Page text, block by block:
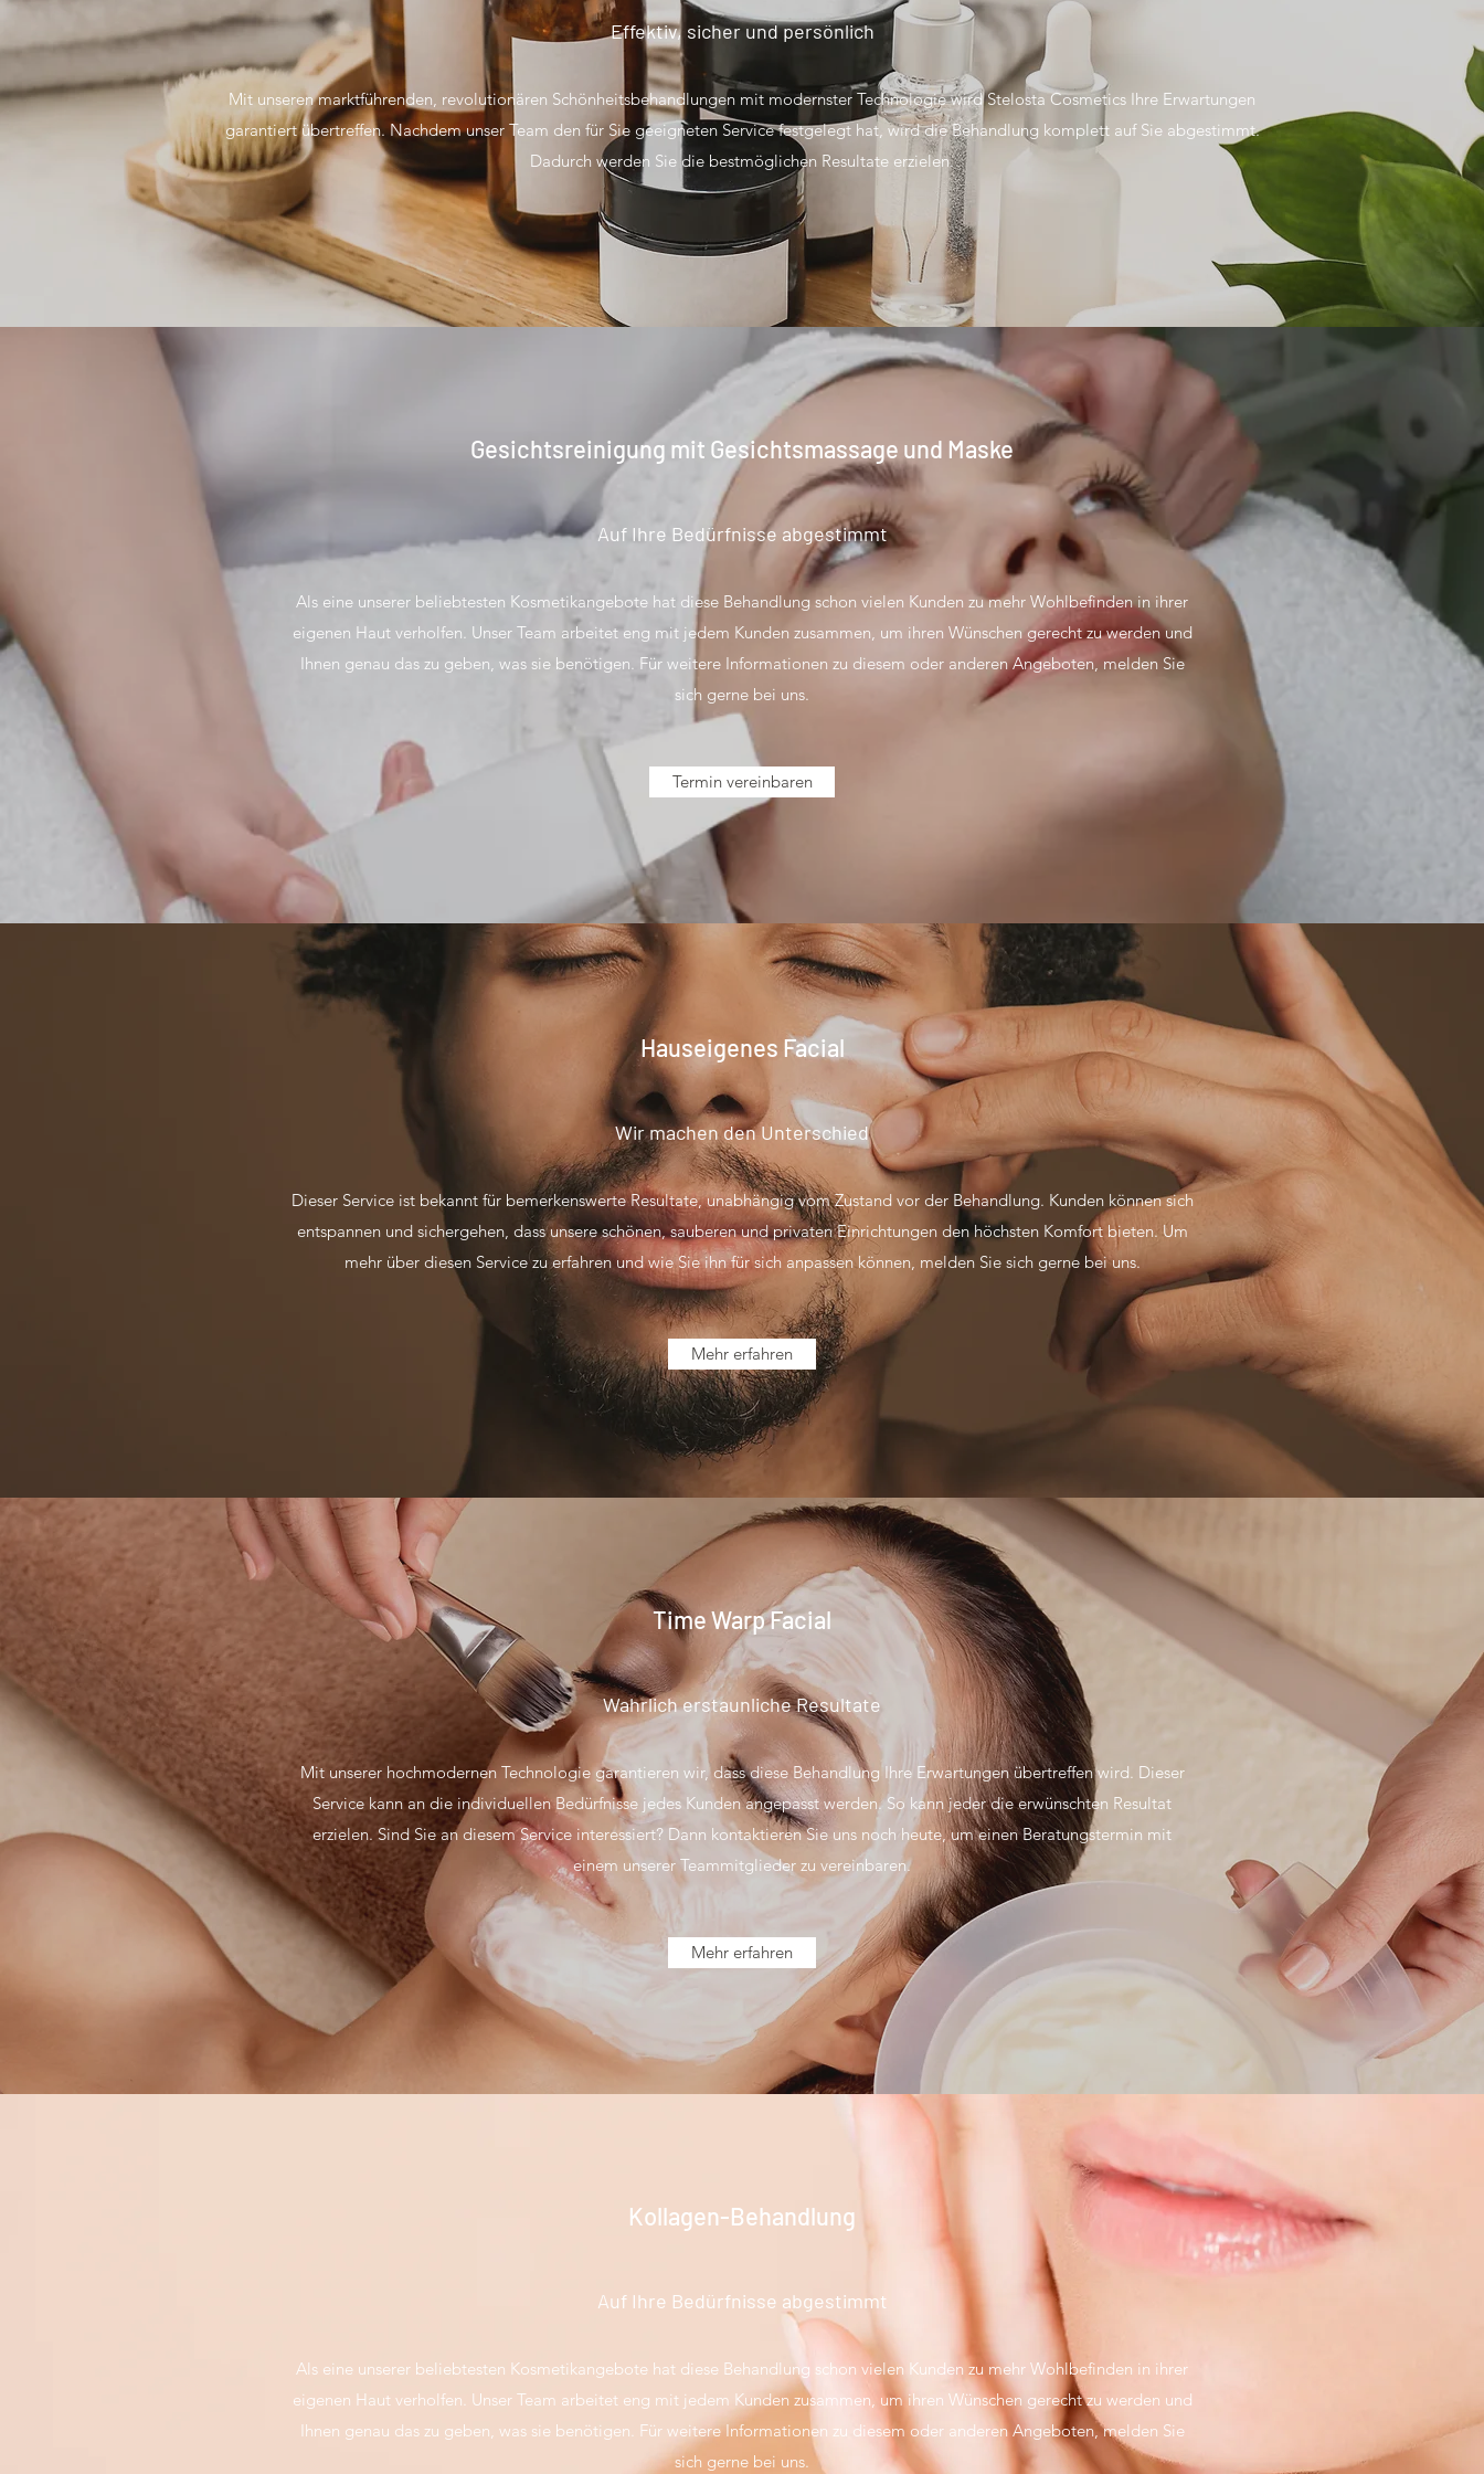
Effektiv, sicher und persönlich
Mit unseren marktführenden, revolutionären Schönheitsbehandlungen mit modernster Technologie wird Stelosta Cosmetics Ihre Erwartungen
garantiert übertreffen. Nachdem unser Team den für Sie geeigneten Service festgelegt hat, wird die Behandlung komplett auf Sie abgestimmt.
Dadurch werden Sie die bestmöglichen Resultate erzielen.
Gesichtsreinigung mit Gesichtsmassage und Maske
Auf Ihre Bedürfnisse abgestimmt
Als eine unserer beliebtesten Kosmetikangebote hat diese Behandlung schon vielen Kunden zu mehr Wohlbefinden in ihrer
eigenen Haut verholfen. Unser Team arbeitet eng mit jedem Kunden zusammen, um ihren Wünschen gerecht zu werden und
Ihnen genau das zu geben, was sie benötigen. Für weitere Informationen zu diesem oder anderen Angeboten, melden Sie
sich gerne bei uns.
Termin vereinbaren
Hauseigenes Facial
Wir machen den Unterschied
Dieser Service ist bekannt für bemerkenswerte Resultate, unabhängig vom Zustand vor der Behandlung. Kunden können sich
entspannen und sichergehen, dass unsere schönen, sauberen und privaten Einrichtungen den höchsten Komfort bieten. Um
mehr über diesen Service zu erfahren und wie Sie ihn für sich anpassen können, melden Sie sich gerne bei uns.
Mehr erfahren
Time Warp Facial
Wahrlich erstaunliche Resultate
Mit unserer hochmodernen Technologie garantieren wir, dass diese Behandlung Ihre Erwartungen übertreffen wird. Dieser
Service kann an die individuellen Bedürfnisse jedes Kunden angepasst werden. So kann jeder die erwünschten Resultat
erzielen. Sind Sie an diesem Service interessiert? Dann kontaktieren Sie uns noch heute, um einen Beratungstermin mit
einem unserer Teammitglieder zu vereinbaren.
Mehr erfahren
Kollagen-Behandlung
Auf Ihre Bedürfnisse abgestimmt
Als eine unserer beliebtesten Kosmetikangebote hat diese Behandlung schon vielen Kunden zu mehr Wohlbefinden in ihrer
eigenen Haut verholfen. Unser Team arbeitet eng mit jedem Kunden zusammen, um ihren Wünschen gerecht zu werden und
Ihnen genau das zu geben, was sie benötigen. Für weitere Informationen zu diesem oder anderen Angeboten, melden Sie
sich gerne bei uns.